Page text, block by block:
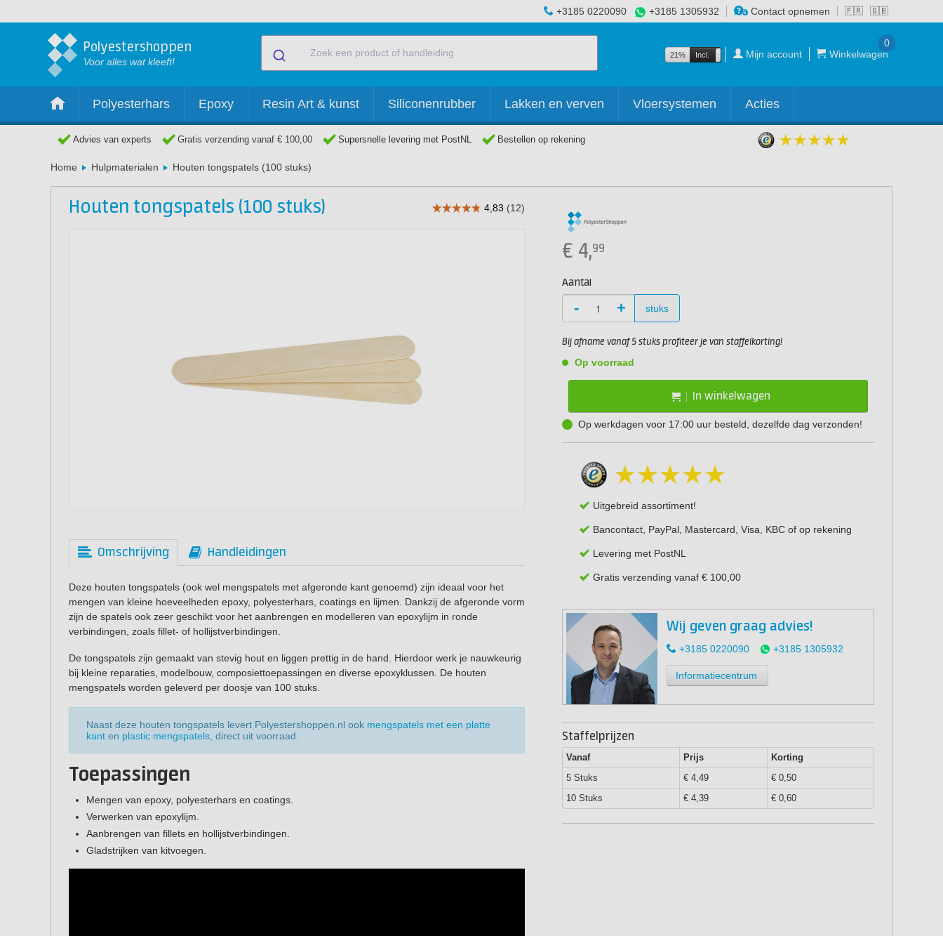
🇫🇷 🇬🇧
+3185 0220090 +3185 1305932 Contact opnemen
Polyestershoppen
Voor alles wat kleeft!
21% Incl. Excl. Mijn account Winkelwagen
0
Polyesterhars Epoxy Resin Art & kunst Siliconenrubber Lakken en verven Vloersystemen Acties
Advies van experts Gratis verzending vanaf € 100,00 Supersnelle levering met PostNL Bestellen op rekening
Home Hulpmaterialen Houten tongspatels (100 stuks)
Houten tongspatels (100 stuks)
Omschrijving Handleidingen
Deze houten tongspatels (ook wel mengspatels met afgeronde kant genoemd) zijn ideaal voor het
mengen van kleine hoeveelheden epoxy, polyesterhars, coatings en lijmen. Dankzij de afgeronde vorm
zijn de spatels ook zeer geschikt voor het aanbrengen en modelleren van epoxylijm in ronde
verbindingen, zoals fillet- of hollijstverbindingen.
De tongspatels zijn gemaakt van stevig hout en liggen prettig in de hand. Hierdoor werk je nauwkeurig
bij kleine reparaties, modelbouw, composiettoepassingen en diverse epoxyklussen. De houten
mengspatels worden geleverd per doosje van 100 stuks.
Naast deze houten tongspatels levert Polyestershoppen.nl ook mengspatels met een platte
kant en plastic mengspatels , direct uit voorraad.
Toepassingen
Mengen van epoxy, polyesterhars en coatings.
Verwerken van epoxylijm.
Aanbrengen van fillets en hollijstverbindingen.
Gladstrijken van kitvoegen.
€ 4,99
Aantal
- + stuks
Bij afname vanaf 5 stuks profiteer je van staffelkorting!
Op voorraad
In winkelwagen
Op werkdagen voor 17:00 uur besteld, dezelfde dag verzonden!
Uitgebreid assortiment!
Bancontact, PayPal, Mastercard, Visa, KBC of op rekening
Levering met PostNL
Gratis verzending vanaf € 100,00
Wij geven graag advies!
+3185 0220090 +3185 1305932
Informatiecentrum
Staffelprijzen
Vanaf Prijs
Korting
5 Stuks
€ 4,49
€ 0,50
10 Stuks
€ 4,39 € 0,60